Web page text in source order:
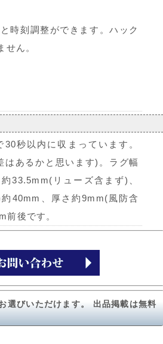
時刻調整ができます。ハック
せん。
秒以内に収まっています。
はあるかと思います)。ラグ幅
33.5mm(リューズ含まず)、
40mm、厚さ約9mm(風防含
前後です。
選びいただけます。 出品掲載は無料